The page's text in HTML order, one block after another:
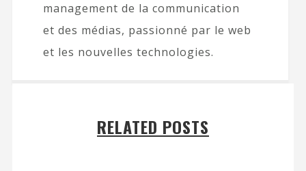
management de la communication
et des médias, passionné par le web
et les nouvelles technologies.
RELATED POSTS